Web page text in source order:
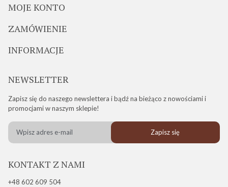
MOJE KONTO
ZAMÓWIENIE
INFORMACJE
NEWSLETTER
Zapisz się do naszego newslettera i bądź na bieżąco z nowościami i
promocjami w naszym sklepie!
Zapisz się
KONTAKT Z NAMI
+48 602 609 504